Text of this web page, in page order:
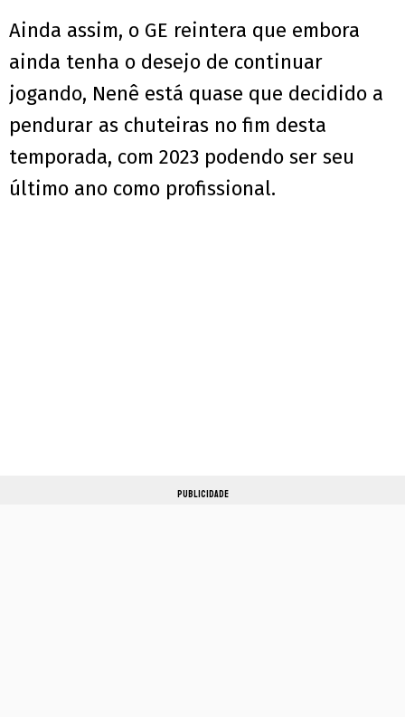
Ainda assim, o GE reintera que embora
ainda tenha o desejo de continuar
jogando, Nenê está quase que decidido a
pendurar as chuteiras no fim desta
temporada, com 2023 podendo ser seu
último ano como profissional.
PUBLICIDADE